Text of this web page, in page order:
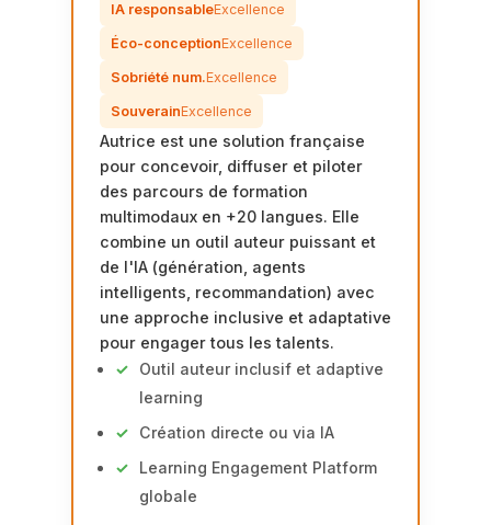
IA responsableExcellence
Éco-conceptionExcellence
Sobriété num.Excellence
SouverainExcellence
Autrice est une solution française
pour concevoir, diffuser et piloter
des parcours de formation
multimodaux en +20 langues. Elle
combine un outil auteur puissant et
de l'IA (génération, agents
intelligents, recommandation) avec
une approche inclusive et adaptative
pour engager tous les talents.
Outil auteur inclusif et adaptive
learning
Création directe ou via IA
Learning Engagement Platform
globale